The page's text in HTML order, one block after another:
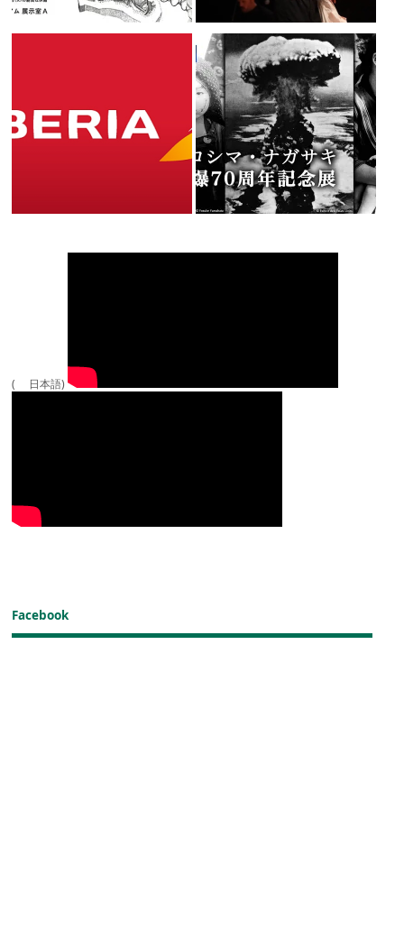
( 日本語)
Facebook